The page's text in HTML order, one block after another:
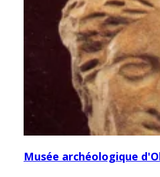
Musée archéologique